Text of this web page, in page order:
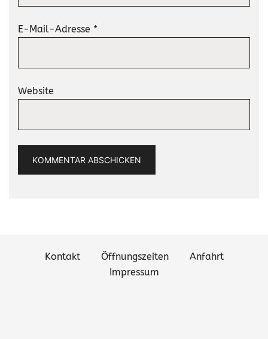
E-Mail-Adresse *
Website
Kontakt Öffnungszeiten
Anfahrt
Impressum